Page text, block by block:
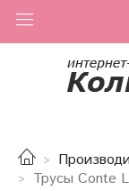
Трусы Conte